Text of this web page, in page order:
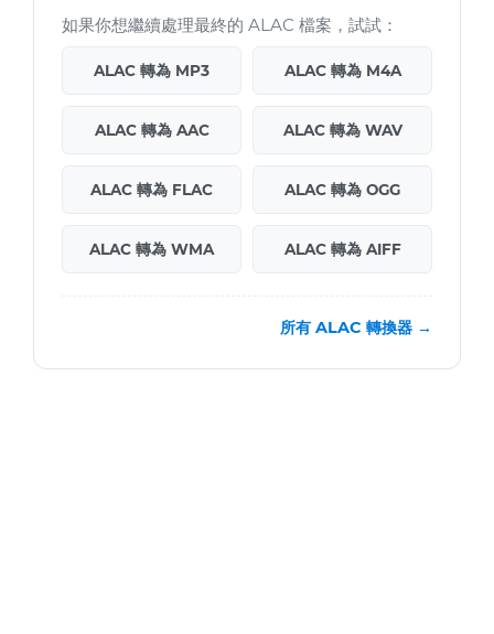
如果你想繼續處理最終的 ALAC 檔案，試試：
ALAC 轉為 MP3 ALAC 轉為 M4A
ALAC 轉為 AAC ALAC 轉為 WAV
ALAC 轉為 FLAC ALAC 轉為 OGG
ALAC 轉為 WMA ALAC 轉為 AIFF
所有 ALAC 轉換器 →